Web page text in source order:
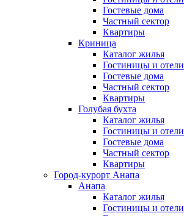
Гостевые дома
Частный сектор
Квартиры
Криница
Каталог жилья
Гостиницы и отели
Гостевые дома
Частный сектор
Квартиры
Голубая бухта
Каталог жилья
Гостиницы и отели
Гостевые дома
Частный сектор
Квартиры
Город-курорт Анапа
Анапа
Каталог жилья
Гостиницы и отели